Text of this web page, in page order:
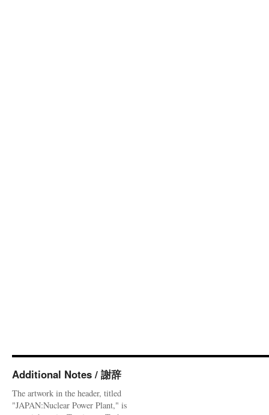
Additional Notes / 謝辞
The artwork in the header, titled
"JAPAN:Nuclear Power Plant," is